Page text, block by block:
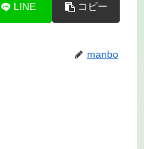
LINE コピー
manbo